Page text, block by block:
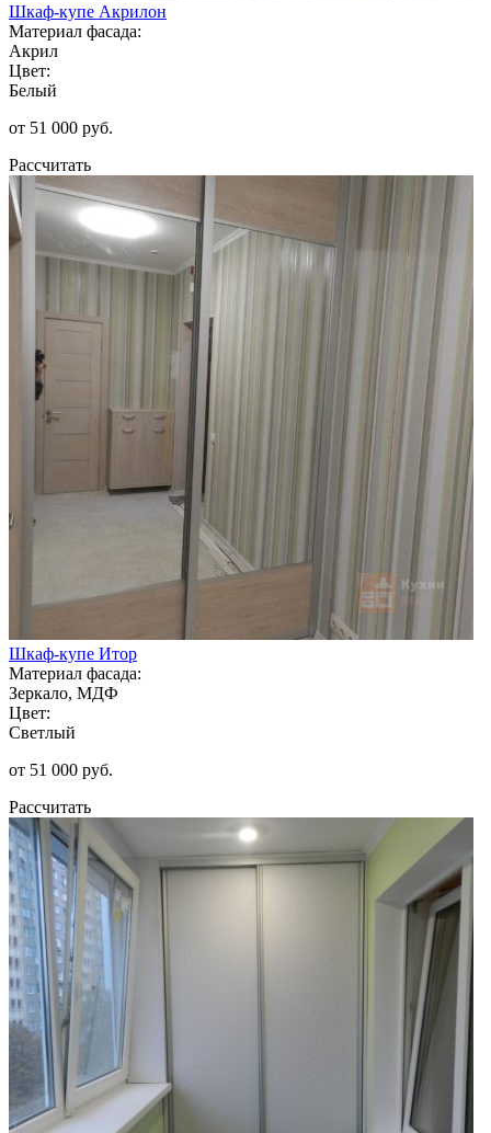
Шкаф-купе Акрилон
Материал фасада:
Акрил
Цвет:
Белый
от 51 000 руб.
Рассчитать
Шкаф-купе Итор
Материал фасада:
Зеркало, МДФ
Цвет:
Светлый
от 51 000 руб.
Рассчитать